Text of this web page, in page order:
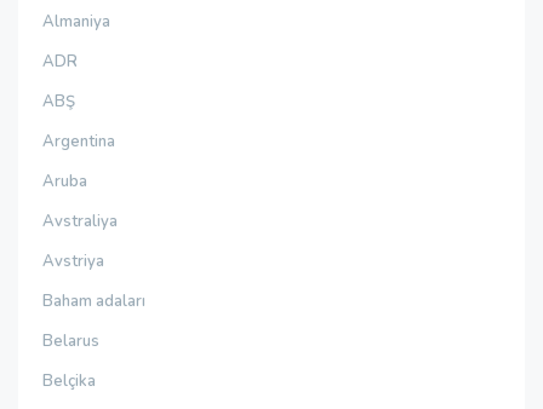
Almaniya
ADR
ABŞ
Argentina
Aruba
Avstraliya
Avstriya
Baham adaları
Belarus
Belçika